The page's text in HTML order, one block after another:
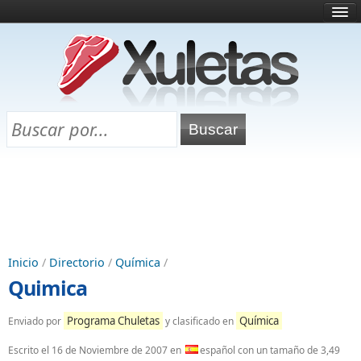
¿Qué es esto?
Directorio
Chuletas para exámenes
Inicio / Directorio / Química /
Quimica
Enviado por Programa Chuletas y clasificado en Química
Escrito el 16 de Noviembre de 2007en español con un tamaño de 3,49